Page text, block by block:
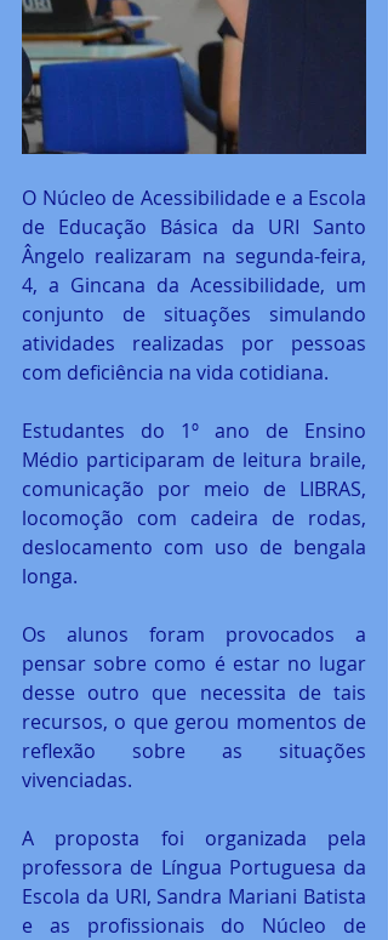
O Núcleo de Acessibilidade e a Escola
de Educação Básica da URI Santo
Ângelo realizaram na segunda-feira,
4, a Gincana da Acessibilidade, um
conjunto de situações simulando
atividades realizadas por pessoas
com deficiência na vida cotidiana.
Estudantes do 1º ano de Ensino
Médio participaram de leitura braile,
comunicação por meio de LIBRAS,
locomoção com cadeira de rodas,
deslocamento com uso de bengala
longa.
Os alunos foram provocados a
pensar sobre como é estar no lugar
desse outro que necessita de tais
recursos, o que gerou momentos de
reflexão sobre as situações
vivenciadas.
A proposta foi organizada pela
professora de Língua Portuguesa da
Escola da URI, Sandra Mariani Batista
e as profissionais do Núcleo de